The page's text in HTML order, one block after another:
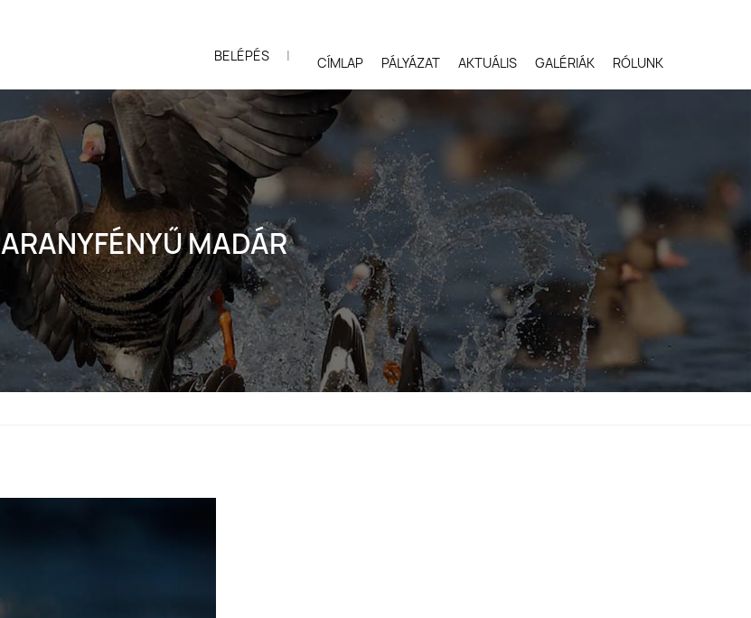
CÍMLAP PÁLYÁZAT
Robert Gloeckner,
Egyesült Államok
Svetlana Ivanenko,
Oroszország
Terje Kolaas, Norvégia
Lóki Csaba,
Potyó Imre,
AKTUÁLIS GALÉRIÁK RÓLUNK
BELÉPÉS |
ARANYFÉNYŰ MADÁR